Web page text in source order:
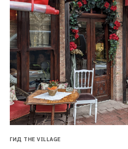
ГИД THE VILLAGE